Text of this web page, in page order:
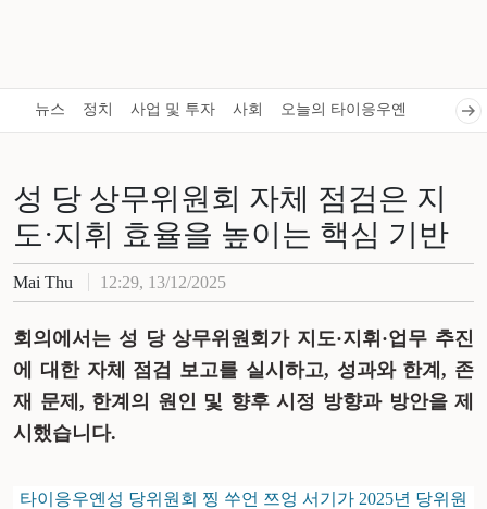
뉴스 정치 사업 및 투자 사회 오늘의 타이응우옌
성 당 상무위원회 자체 점검은 지
도·지휘 효율을 높이는 핵심 기반
Mai Thu 12:29, 13/12/2025
회의에서는 성 당 상무위원회가 지도·지휘 ·업무 추진
에
대한 자체 점검 보고를 실시하고, 성과와 한계, 존
재 문제 , 한계의 원인 및 향후 시정 방향과 방안을 제
시했습니다.
타이응우옌성 당위원회 찡 쑤언 쯔엉 서기가 2025년 당위원